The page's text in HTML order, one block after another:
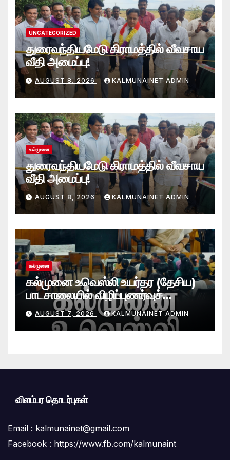
UNCATEGORIZED
துரைவந்தியமேடு கிராமத்தில் வீவசாய
வீதி அமைப்பு!
AUGUST 8, 2026 KALMUNAINET ADMIN
கல்முனை
துரைவந்தியமேடு கிராமத்தில் வீவசாய
வீதி அமைப்பு!
AUGUST 8, 2026 KALMUNAINET ADMIN
கல்முனை
கல்முனை உவெஸ்லி உயர்தர (தேசிய)
பாடசாலையில் விழிப்புணர்வுச்
செயலமர்வு
AUGUST 7, 2026 KALMUNAINET ADMIN
விளம்பர தொடர்புகள்
Email : kalmunainet@gmail.com
Facebook : https://www.fb.com/kalmunaint